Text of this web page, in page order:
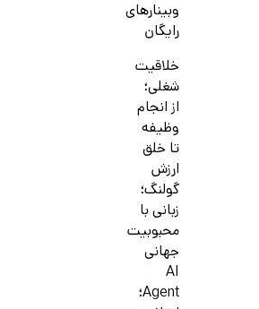
وبینارهای
رایگان
خلاقیت
شغلی؛
از انجام
وظیفه
تا خلق
ارزش
گولنگ؛
زبانی با
محبوبیت
جهانی
AI
Agent؛